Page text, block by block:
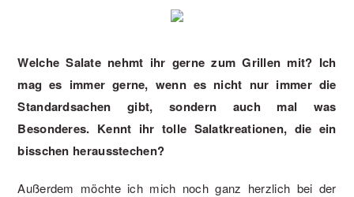
Welche Salate nehmt ihr gerne zum Grillen mit? Ich
mag es immer gerne, wenn es nicht nur immer die
Standardsachen gibt, sondern auch mal was
Besonderes. Kennt ihr tolle Salatkreationen, die ein
bisschen herausstechen?
Außerdem möchte ich mich noch ganz herzlich bei der